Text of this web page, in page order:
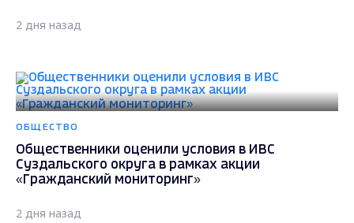
2 дня назад
ОБЩЕСТВО
Общественники оценили условия в ИВС
Суздальского округа в рамках акции
«Гражданский мониторинг»
2 дня назад